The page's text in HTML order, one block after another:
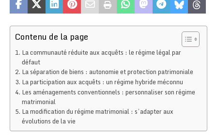
Contenu de la page
La communauté réduite aux acquêts : le régime légal par
défaut
La séparation de biens : autonomie et protection patrimoniale
La participation aux acquêts : un régime hybride méconnu
Les aménagements conventionnels : personnaliser son régime
matrimonial
La modification du régime matrimonial : s’adapter aux
évolutions de la vie